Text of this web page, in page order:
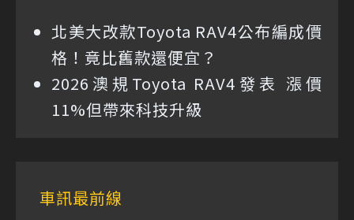
北美大改款Toyota RAV4公布編成價
格！竟比舊款還便宜？
2026澳規Toyota RAV4發表 漲價
11%但帶來科技升級
車訊最前線